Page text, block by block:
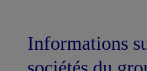
Informations